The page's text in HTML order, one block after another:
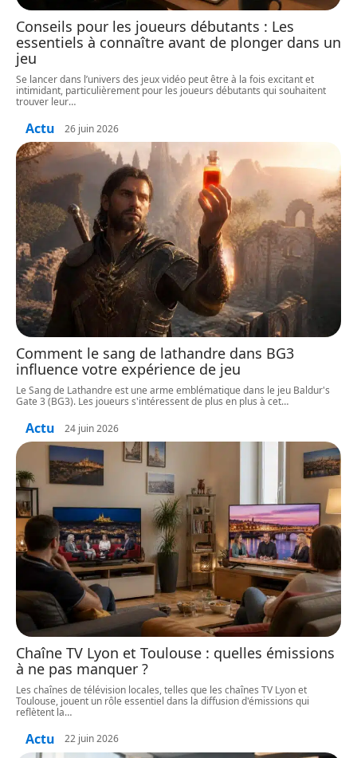
Conseils pour les joueurs débutants : Les
essentiels à connaître avant de plonger dans un
jeu
Se lancer dans l’univers des jeux vidéo peut être à la fois excitant et
intimidant, particulièrement pour les joueurs débutants qui souhaitent
trouver leur…
Actu 26 juin 2026
Comment le sang de lathandre dans BG3
influence votre expérience de jeu
Le Sang de Lathandre est une arme emblématique dans le jeu Baldur's
Gate 3 (BG3). Les joueurs s'intéressent de plus en plus à cet…
Actu 24 juin 2026
Chaîne TV Lyon et Toulouse : quelles émissions
à ne pas manquer ?
Les chaînes de télévision locales, telles que les chaînes TV Lyon et
Toulouse, jouent un rôle essentiel dans la diffusion d'émissions qui
reflètent la…
Actu 22 juin 2026